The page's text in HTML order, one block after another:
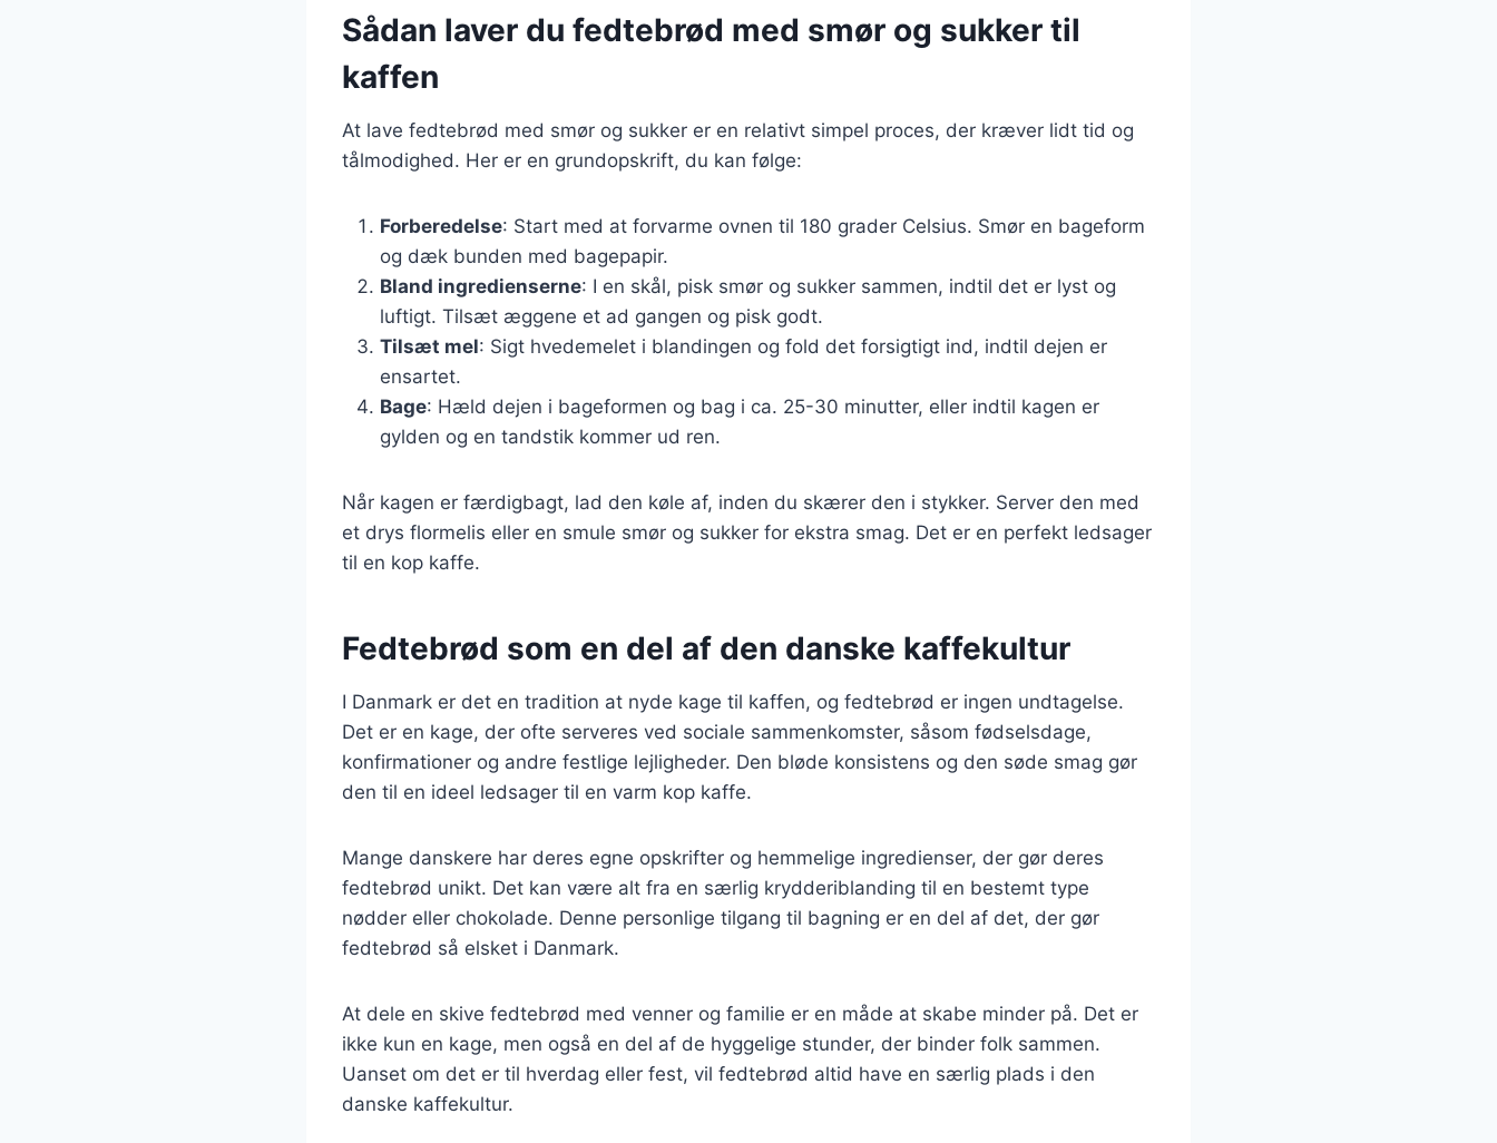
Sådan laver du fedtebrød med smør og sukker til
kaffen
At lave fedtebrød med smør og sukker er en relativt simpel proces, der kræver lidt tid og
tålmodighed. Her er en grundopskrift, du kan følge:
Forberedelse: Start med at forvarme ovnen til 180 grader Celsius. Smør en bageform
og dæk bunden med bagepapir.
Bland ingredienserne: I en skål, pisk smør og sukker sammen, indtil det er lyst og
luftigt. Tilsæt æggene et ad gangen og pisk godt.
Tilsæt mel: Sigt hvedemelet i blandingen og fold det forsigtigt ind, indtil dejen er
ensartet.
Bage: Hæld dejen i bageformen og bag i ca. 25-30 minutter, eller indtil kagen er
gylden og en tandstik kommer ud ren.
Når kagen er færdigbagt, lad den køle af, inden du skærer den i stykker. Server den med
et drys flormelis eller en smule smør og sukker for ekstra smag. Det er en perfekt ledsager
til en kop kaffe.
Fedtebrød som en del af den danske kaffekultur
I Danmark er det en tradition at nyde kage til kaffen, og fedtebrød er ingen undtagelse.
Det er en kage, der ofte serveres ved sociale sammenkomster, såsom fødselsdage,
konfirmationer og andre festlige lejligheder. Den bløde konsistens og den søde smag gør
den til en ideel ledsager til en varm kop kaffe.
Mange danskere har deres egne opskrifter og hemmelige ingredienser, der gør deres
fedtebrød unikt. Det kan være alt fra en særlig krydderiblanding til en bestemt type
nødder eller chokolade. Denne personlige tilgang til bagning er en del af det, der gør
fedtebrød så elsket i Danmark.
At dele en skive fedtebrød med venner og familie er en måde at skabe minder på. Det er
ikke kun en kage, men også en del af de hyggelige stunder, der binder folk sammen.
Uanset om det er til hverdag eller fest, vil fedtebrød altid have en særlig plads i den
danske kaffekultur.